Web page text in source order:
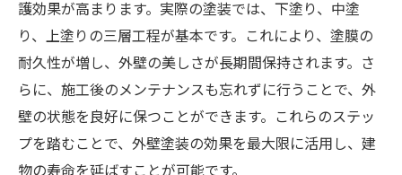
護効果が高まります。実際の塗装では、下塗り、中塗
り、上塗りの三層工程が基本です。これにより、塗膜の
耐久性が増し、外壁の美しさが長期間保持されます。さ
らに、施工後のメンテナンスも忘れずに行うことで、外
壁の状態を良好に保つことができます。これらのステッ
プを踏むことで、外壁塗装の効果を最大限に活用し、建
物の寿命を延ばすことが可能です。